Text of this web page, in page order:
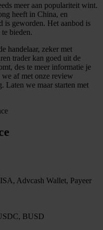
meer aan populariteit wint.
heeft in China, en
is geworden. Het aanbod is
bieden.
handelaar, zeker met
trader kan goed uit de
des te meer informatie je
af met onze review
Laten we maar starten met
Advcash Wallet, Payeer
BUSD